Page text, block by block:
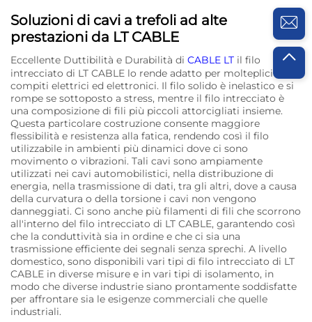
Soluzioni di cavi a trefoli ad alte
prestazioni da LT CABLE
Eccellente Duttibilità e Durabilità di CABLE LT il filo
intrecciato di LT CABLE lo rende adatto per molteplici
compiti elettrici ed elettronici. Il filo solido è inelastico e si
rompe se sottoposto a stress, mentre il filo intrecciato è
una composizione di fili più piccoli attorcigliati insieme.
Questa particolare costruzione consente maggiore
flessibilità e resistenza alla fatica, rendendo così il filo
utilizzabile in ambienti più dinamici dove ci sono
movimento o vibrazioni. Tali cavi sono ampiamente
utilizzati nei cavi automobilistici, nella distribuzione di
energia, nella trasmissione di dati, tra gli altri, dove a causa
della curvatura o della torsione i cavi non vengono
danneggiati. Ci sono anche più filamenti di fili che scorrono
all'interno del filo intrecciato di LT CABLE, garantendo così
che la conduttività sia in ordine e che ci sia una
trasmissione efficiente dei segnali senza sprechi. A livello
domestico, sono disponibili vari tipi di filo intrecciato di LT
CABLE in diverse misure e in vari tipi di isolamento, in
modo che diverse industrie siano prontamente soddisfatte
per affrontare sia le esigenze commerciali che quelle
industriali.